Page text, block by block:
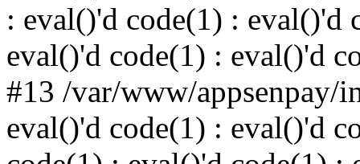
: eval()'d code(1) : eval()'d
eval()'d code(1) : eval()'d
#13 /var/www/appsenpay/
eval()'d code(1) : eval()'d